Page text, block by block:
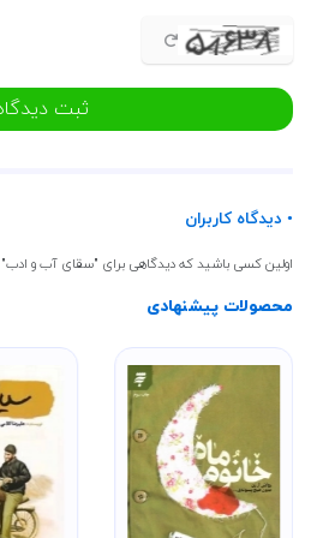
عباسِ زینب (س)
این فصل به رابطه حضرت عباس (ع) با حضرت زینب (س)
مقابل مشکلات و سختی‌ها می‌پردازد.
عباسِ ادب
حسین (ع) می‌پردازد و نقش ایشان در یاری رساندن به
می‌دهد.
این فصل به بعد معنوی و الهی شخصیت حضرت عباس
عباسِ فاطمه (س)
در این فصل، نویسنده به رابطه حضرت عباس (ع) با
محبت و شفاعت ایشان بر زندگی و شخصیت حضرت
ویژگی‌های کتاب
نثر روان و ساده: متن کتاب به زبانی ساده و روان
قابل‌فهم و خواندنی است.
صحنه‌های احساسی و عاطفی: کتاب دارای صحنه‌های
ثبت
• دیدگاه کاربران
اولین کسی باشید که دیدگاهی برای "سقای آب و
محصولات پیشنهادی